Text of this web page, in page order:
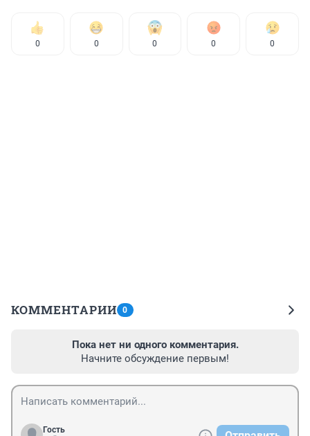
0 0 0 0 0
КОММЕНТАРИИ 0
Пока нет ни одного комментария.
Начните обсуждение первым!
Гость